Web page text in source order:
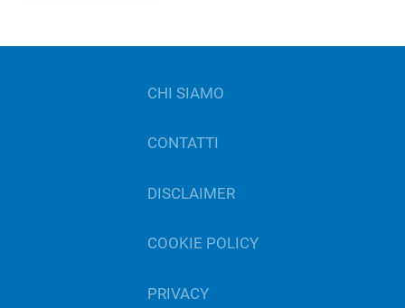
CHI SIAMO
CONTATTI
DISCLAIMER
COOKIE POLICY
PRIVACY